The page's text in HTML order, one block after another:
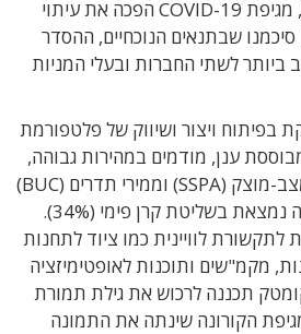
מהווה נישואין מושלמים, מגיפת COVID-19 הפכה את עיתוי
שבתנאים הנוכחיים, ההסדר
ביותר לשתי החברות ובעלי המניות
בפיתוח ויצור ושיווק של פלטפורמת
ענן, מודמים במהירות גבוהה,
מוצק (SSPA) וממירי תדרים (BUC
)
להספקים גבוהים. החברה נמצאת בשליטת קרן פימי (34%).
לוויינית כמו ציוד לתחנות
מקמ"שים ותוכנות לאופטימיזציה
תכננה לרכוש את גילת תמורת
מגיפת הקורונה שינתה את התמונה